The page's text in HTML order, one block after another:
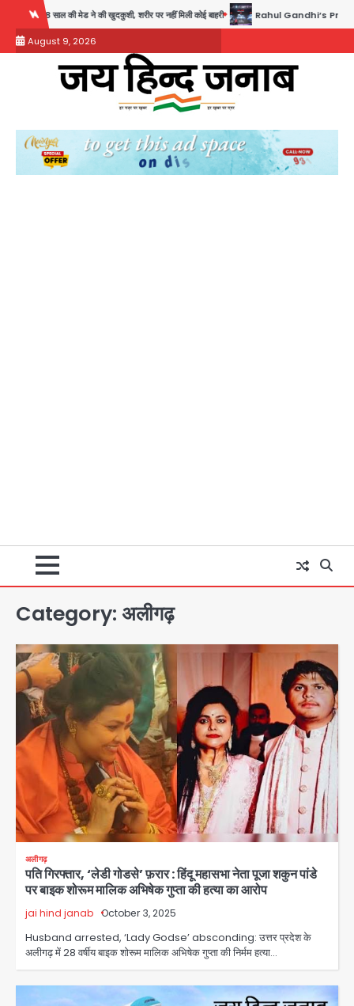
content
शरीर पर नहीं मिली कोई बाहरी Rahul Gandhi’s Prayagraj speech: युवाओं को ‘दर्द,
August 9, 2026
Category:अलीगढ़
अलीगढ़
पति गिरफ्तार, ‘लेडी गोडसे’ फ़रार : हिंदू महासभा नेता पूजा शकुन पांडे
पर बाइक शोरूम मालिक अभिषेक गुप्ता की हत्या का आरोप
jai hind janab October 3, 2025
Husband arrested, ‘Lady Godse’ absconding: उत्तर प्रदेश के
अलीगढ़ में 28 वर्षीय बाइक शोरूम मालिक अभिषेक गुप्ता की निर्मम हत्या…